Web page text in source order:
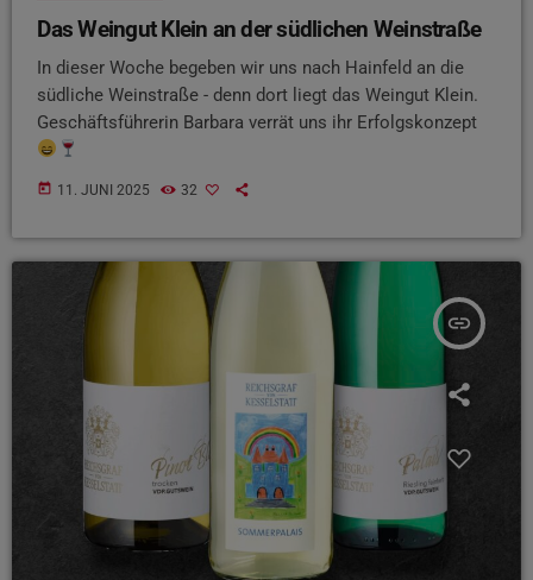
Das Weingut Klein an der südlichen Weinstraße
In dieser Woche begeben wir uns nach Hainfeld an die
südliche Weinstraße - denn dort liegt das Weingut Klein.
Geschäftsführerin Barbara verrät uns ihr Erfolgskonzept
today 11. JUNI 2025 32
insert_link